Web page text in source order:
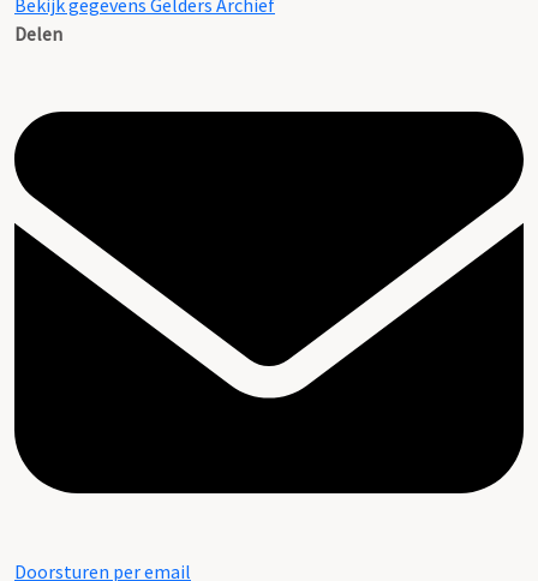
Bekijk gegevens Gelders Archief
Delen
Doorsturen per email